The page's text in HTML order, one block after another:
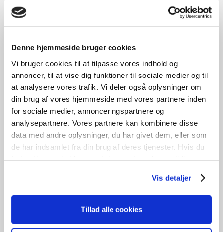
Denne hjemmeside bruger cookies
Vi bruger cookies til at tilpasse vores indhold og
annoncer, til at vise dig funktioner til sociale medier og til
at analysere vores trafik. Vi deler også oplysninger om
din brug af vores hjemmeside med vores partnere inden
for sociale medier, annonceringspartnere og
analysepartnere. Vores partnere kan kombinere disse
data med andre oplysninger, du har givet dem, eller som
de har indsamlet fra din brug af deres tjenester. Hvis du
Vis detaljer
Tillad alle cookies
Fastkarmsvindue
kr.1.200,00
stk. på lager
UBRUGT